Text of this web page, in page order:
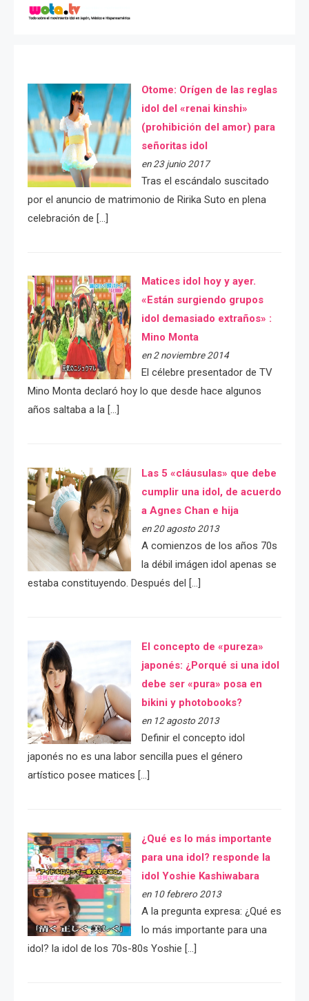
Otome: Orígen de las reglas
idol del «renai kinshi»
(prohibición del amor) para
señoritas idol
en 23 junio 2017
Tras el escándalo suscitado
por el anuncio de matrimonio de Ririka Suto en plena
celebración de […]
Matices idol hoy y ayer.
«Están surgiendo grupos
idol demasiado extraños» :
Mino Monta
en 2 noviembre 2014
El célebre presentador de TV
Mino Monta declaró hoy lo que desde hace algunos
años saltaba a la […]
Las 5 «cláusulas» que debe
cumplir una idol, de acuerdo
a Agnes Chan e hija
en 20 agosto 2013
A comienzos de los años 70s
la débil imágen idol apenas se
estaba constituyendo. Después del […]
El concepto de «pureza»
japonés: ¿Porqué si una idol
debe ser «pura» posa en
bikini y photobooks?
en 12 agosto 2013
Definir el concepto idol
japonés no es una labor sencilla pues el género
artístico posee matices […]
¿Qué es lo más importante
para una idol? responde la
idol Yoshie Kashiwabara
en 10 febrero 2013
A la pregunta expresa: ¿Qué es
lo más importante para una
idol? la idol de los 70s-80s Yoshie […]